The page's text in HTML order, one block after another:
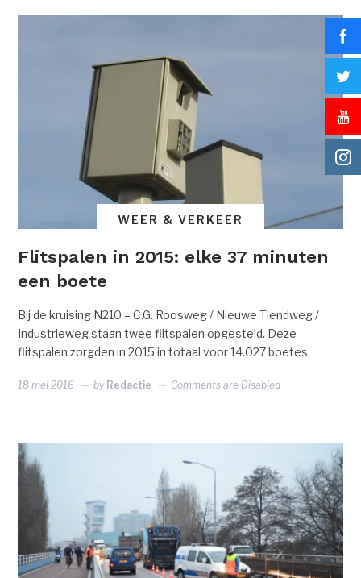
WEER & VERKEER
Flitspalen in 2015: elke 37 minuten
een boete
Bij de kruising N210 – C.G. Roosweg / Nieuwe Tiendweg /
Industrieweg staan twee flitspalen opgesteld. Deze
flitspalen zorgden in 2015 in totaal voor 14.027 boetes.
18 mei 2016 by Redactie Comments are Disabled